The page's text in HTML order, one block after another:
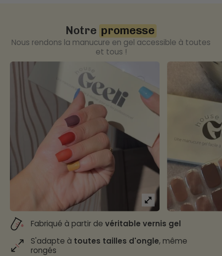
Notre promesse
Nous rendons la manucure en gel accessible à toutes
et tous !
Fabriqué à partir de véritable vernis gel
S'adapte à toutes tailles d'ongle, même
rongés